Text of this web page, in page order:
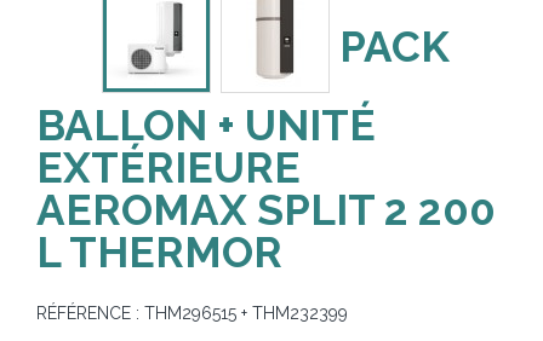
PACK
BALLON + UNITÉ
EXTÉRIEURE
AEROMAX SPLIT 2 200
L THERMOR
RÉFÉRENCE : THM296515 + THM232399